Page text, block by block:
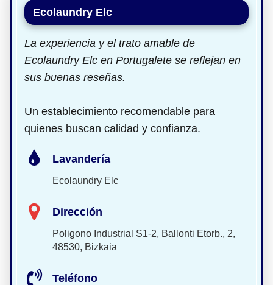
Ecolaundry Elc
La experiencia y el trato amable de
Ecolaundry Elc en Portugalete se reflejan en
sus buenas reseñas.
Un establecimiento recomendable para
quienes buscan calidad y confianza.
Lavandería
Ecolaundry Elc
Dirección
Poligono Industrial S1-2, Ballonti Etorb., 2,
48530, Bizkaia
Teléfono